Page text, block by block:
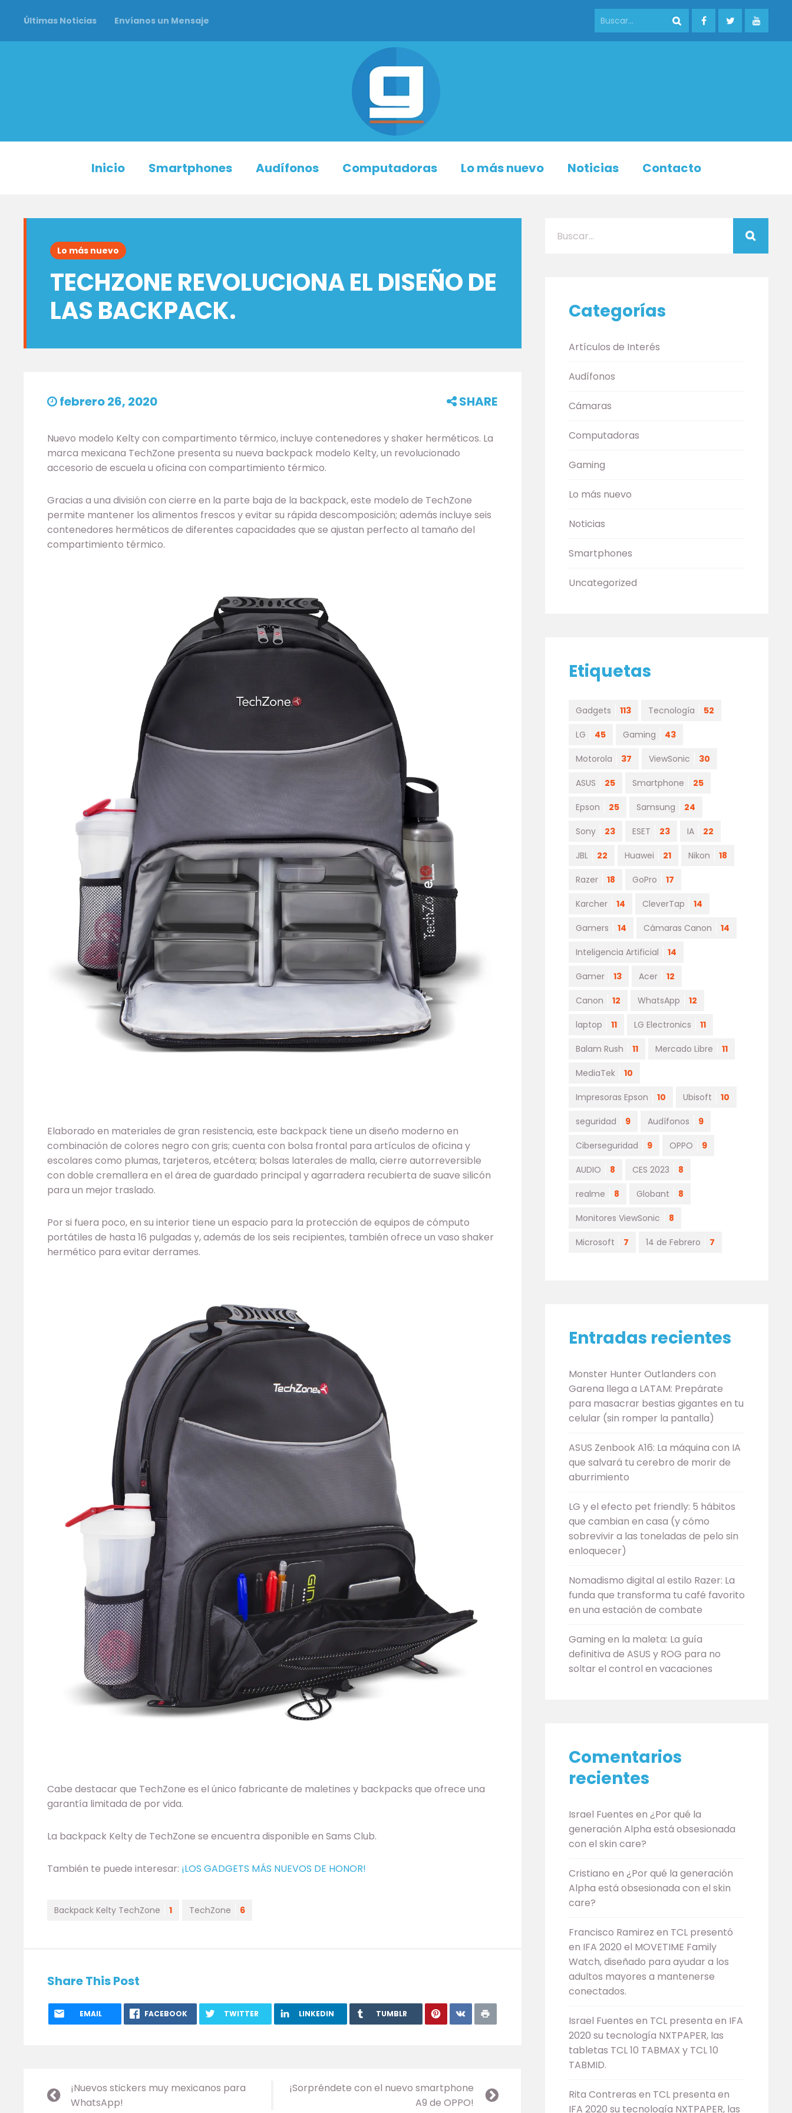
Últimas Noticias Envíanos un Mensaje
Inicio Smartphones Audífonos Computadoras Lo más nuevo Noticias Contacto
Lo más nuevo
TECHZONE REVOLUCIONA EL DISEÑO DE
LAS BACKPACK.
febrero 26, 2020 SHARE
Nuevo modelo Kelty con compartimento térmico, incluye contenedores y shaker herméticos. La
marca mexicana TechZone presenta su nueva backpack modelo Kelty, un revolucionado
accesorio de escuela u oficina con compartimiento térmico.
Gracias a una división con cierre en la parte baja de la backpack, este modelo de TechZone
permite mantener los alimentos frescos y evitar su rápida descomposición; además incluye seis
contenedores herméticos de diferentes capacidades que se ajustan perfecto al tamaño del
compartimiento térmico.
Elaborado en materiales de gran resistencia, este backpack tiene un diseño moderno en
combinación de colores negro con gris; cuenta con bolsa frontal para artículos de oficina y
escolares como plumas, tarjeteros, etcétera; bolsas laterales de malla, cierre autorreversible
con doble cremallera en el área de guardado principal y agarradera recubierta de suave silicón
para un mejor traslado.
Por si fuera poco, en su interior tiene un espacio para la protección de equipos de cómputo
portátiles de hasta 16 pulgadas y, además de los seis recipientes, también ofrece un vaso shaker
hermético para evitar derrames.
Cabe destacar que TechZone es el único fabricante de maletines y backpacks que ofrece una
garantía limitada de por vida.
La backpack Kelty de TechZone se encuentra disponible en Sams Club.
También te puede interesar: ¡LOS GADGETS MÁS NUEVOS DE HONOR!
Backpack Kelty TechZone 1 TechZone 6
Share This Post
EMAIL FACEBOOK TWITTER LINKEDIN TUMBLR
¡Nuevos stickers muy mexicanos para
WhatsApp!
¡Sorpréndete con el nuevo smartphone
A9 de OPPO!
Categorías
Artículos de Interés
Audífonos
Cámaras
Computadoras
Gaming
Lo más nuevo
Noticias
Smartphones
Uncategorized
Etiquetas
Gadgets 113 Tecnología 52
LG 45 Gaming 43
Motorola 37 ViewSonic 30
ASUS 25 Smartphone 25
Epson 25 Samsung 24
Sony 23 ESET 23 IA 22
JBL 22 Huawei 21 Nikon 18
Razer 18 GoPro 17
Karcher 14 CleverTap 14
Gamers 14 Cámaras Canon 14
Inteligencia Artificial 14
Gamer 13 Acer 12
Canon 12 WhatsApp 12
laptop 11 LG Electronics 11
Balam Rush 11 Mercado Libre 11
MediaTek 10
Impresoras Epson 10 Ubisoft 10
seguridad 9 Audífonos 9
Ciberseguridad 9 OPPO 9
AUDIO 8 CES 2023 8
realme 8 Globant 8
Monitores ViewSonic 8
Microsoft 7 14 de Febrero 7
Entradas recientes
Monster Hunter Outlanders con
Garena llega a LATAM: Prepárate
para masacrar bestias gigantes en tu
celular (sin romper la pantalla)
ASUS Zenbook A16: La máquina con IA
que salvará tu cerebro de morir de
aburrimiento
LG y el efecto pet friendly: 5 hábitos
que cambian en casa (y cómo
sobrevivir a las toneladas de pelo sin
enloquecer)
Nomadismo digital al estilo Razer: La
funda que transforma tu café favorito
en una estación de combate
Gaming en la maleta: La guía
definitiva de ASUS y ROG para no
soltar el control en vacaciones
Comentarios
recientes
Israel Fuentes en ¿Por qué la
generación Alpha está obsesionada
con el skin care?
Cristiano en ¿Por qué la generación
Alpha está obsesionada con el skin
care?
Francisco Ramirez en TCL presentó
en IFA 2020 el MOVETIME Family
Watch, diseñado para ayudar a los
adultos mayores a mantenerse
conectados.
Israel Fuentes en TCL presenta en IFA
2020 su tecnología NXTPAPER, las
tabletas TCL 10 TABMAX y TCL 10
TABMID.
Rita Contreras en TCL presenta en
IFA 2020 su tecnología NXTPAPER, las